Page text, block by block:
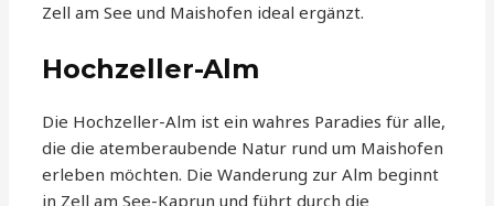
Zell am See und Maishofen ideal ergänzt.
Hochzeller-Alm
Die Hochzeller-Alm ist ein wahres Paradies für alle,
die die atemberaubende Natur rund um Maishofen
erleben möchten. Die Wanderung zur Alm beginnt
in Zell am See-Kaprun und führt durch die